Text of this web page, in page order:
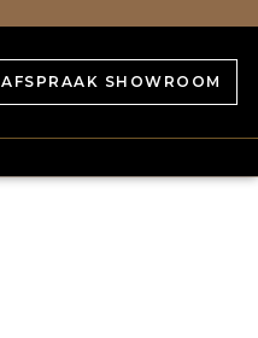
AFSPRAAK SHOWROOM